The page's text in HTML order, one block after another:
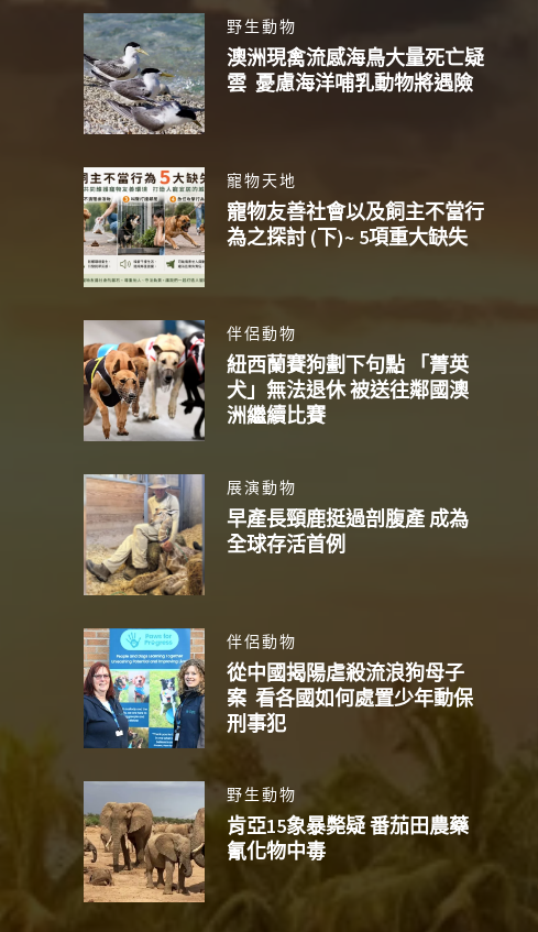
野生動物
澳洲現禽流感海鳥大量死亡疑
雲 憂慮海洋哺乳動物將遇險
寵物天地
寵物友善社會以及飼主不當行
為之探討 (下)~ 5項重大缺失
伴侶動物
紐西蘭賽狗劃下句點 「菁英
犬」無法退休 被送往鄰國澳
洲繼續比賽
展演動物
早產長頸鹿挺過剖腹產 成為
全球存活首例
伴侶動物
從中國揭陽虐殺流浪狗母子
案 看各國如何處置少年動保
刑事犯
野生動物
肯亞15象暴斃疑 番茄田農藥
氰化物中毒